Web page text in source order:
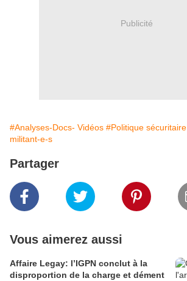
Publicité
#Analyses-Docs- Vidéos #Politique sécuritaire
militant-e-s
Partager
Vous aimerez aussi
Affaire Legay: l’IGPN conclut à la
disproportion de la charge et dément